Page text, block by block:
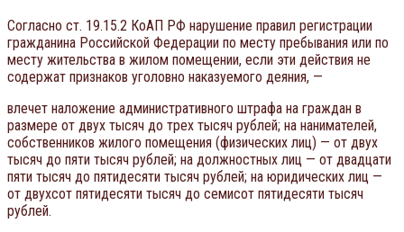
Согласно ст. 19.15.2 КоАП РФ нарушение правил регистрации
гражданина Российской Федерации по месту пребывания или по
месту жительства в жилом помещении, если эти действия не
содержат признаков уголовно наказуемого деяния, —
влечет наложение административного штрафа на граждан в
размере от двух тысяч до трех тысяч рублей; на нанимателей,
собственников жилого помещения (физических лиц) — от двух
тысяч до пяти тысяч рублей; на должностных лиц — от двадцати
пяти тысяч до пятидесяти тысяч рублей; на юридических лиц —
от двухсот пятидесяти тысяч до семисот пятидесяти тысяч
рублей.